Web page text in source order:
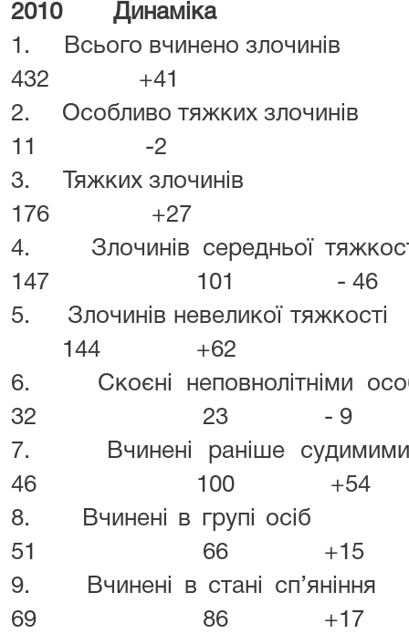
2010 Динаміка
1. Всього
432 +41
2. Особливо
11 -2
3. Тяжких
176 +27
4. Злочинів
147 101 - 46
5. Злочинів
144 +62
6. Скоєні
32 23 - 9
7. Вчинені раніше
46 100 +54
8. Вчинені в
51 66 +15
9. Вчинені в
69 86 +17